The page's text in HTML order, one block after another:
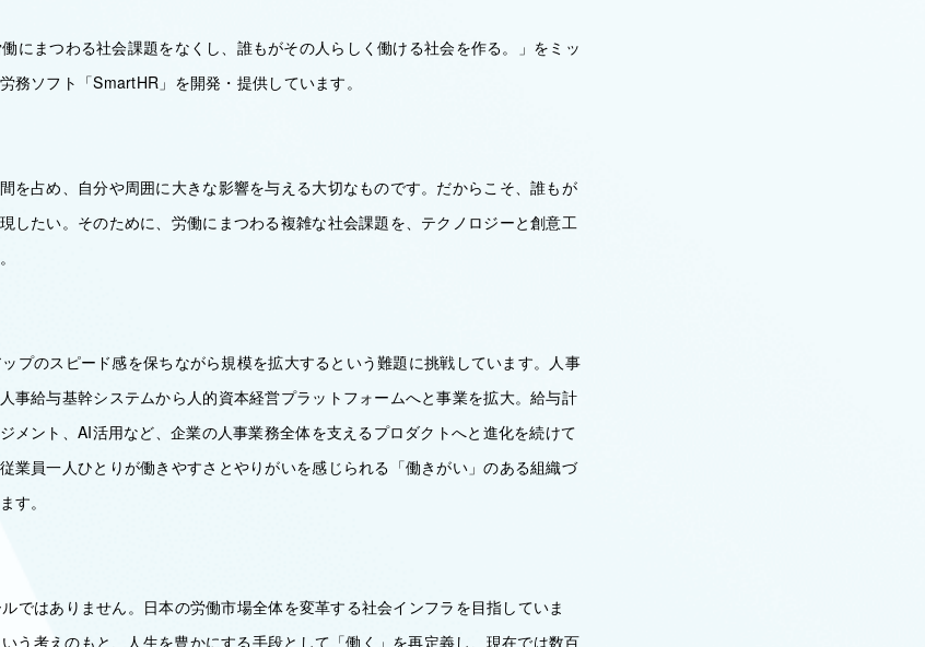
にまつわる社会課題をなくし、誰もがその人らしく働ける社会を作る。」をミッ
務ソフト「SmartHR」を開発・提供しています。
を占め、自分や周囲に大きな影響を与える大切なものです。だからこそ、誰もが
したい。そのために、労働にまつわる複雑な社会課題を、テクノロジーと創意工
プのスピード感を保ちながら規模を拡大するという難題に挑戦しています。人事
事給与基幹システムから人的資本経営プラットフォームへと事業を拡大。給与計
メント、AI活用など、企業の人事業務全体を支えるプロダクトへと進化を続けて
業員一人ひとりが働きやすさとやりがいを感じられる「働きがい」のある組織づ
す。
ではありません。日本の労働市場全体を変革する社会インフラを目指していま
う考えのもと、人生を豊かにする手段として「働く」を再定義し、現在では数百